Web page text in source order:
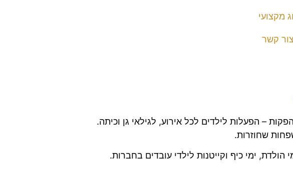
מקצועי
צור קשר
– הפעלות לילדים לכל אירוע, לגילאי גן וכיתה.
ימי כיף וקייטנות לילדי עובדים בחברות.